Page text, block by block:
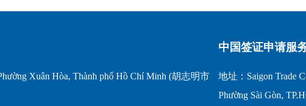
Xuân Hòa, Thành phố Hồ Chí Minh (胡志明市
中国签证申请服
地址：Saigon Trade
Phường Sài Gòn,